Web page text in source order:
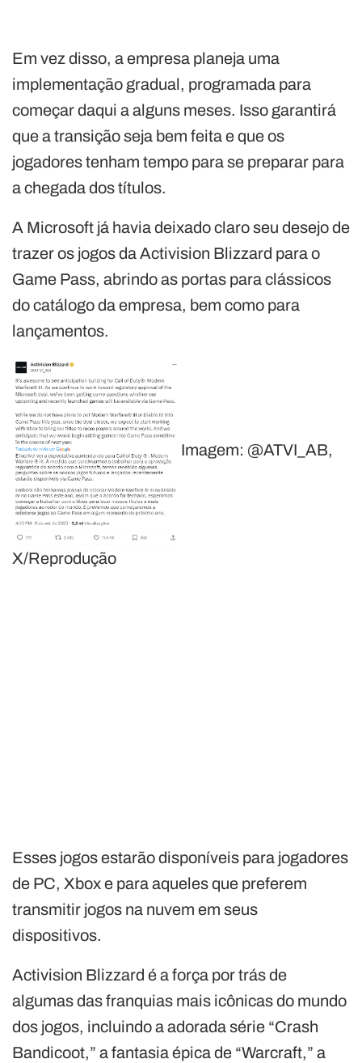
Em vez disso, a empresa planeja uma
implementação gradual, programada para
começar daqui a alguns meses. Isso garantirá
que a transição seja bem feita e que os
jogadores tenham tempo para se preparar para
a chegada dos títulos.
A Microsoft já havia deixado claro seu desejo de
trazer os jogos da Activision Blizzard para o
Game Pass, abrindo as portas para clássicos
do catálogo da empresa, bem como para
lançamentos.
Imagem: @ATVI_AB,
X/Reprodução
Esses jogos estarão disponíveis para jogadores
de PC, Xbox e para aqueles que preferem
transmitir jogos na nuvem em seus
dispositivos.
Activision Blizzard é a força por trás de
algumas das franquias mais icônicas do mundo
dos jogos, incluindo a adorada série “Crash
Bandicoot,” a fantasia épica de “Warcraft,” a